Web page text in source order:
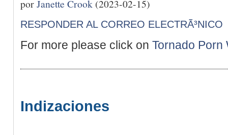
porJanette Crook (2023-02-15)
RESPONDER AL CORREO ELECTRÃ³NICO
For more please click on Tornado Porn
Indizaciones